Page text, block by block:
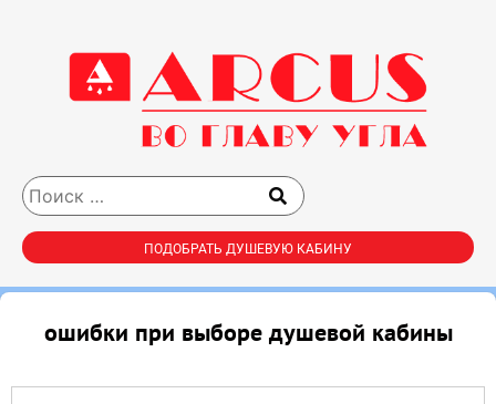
ПОДОБРАТЬ ДУШЕВУЮ КАБИНУ
ошибки при выборе душевой кабины